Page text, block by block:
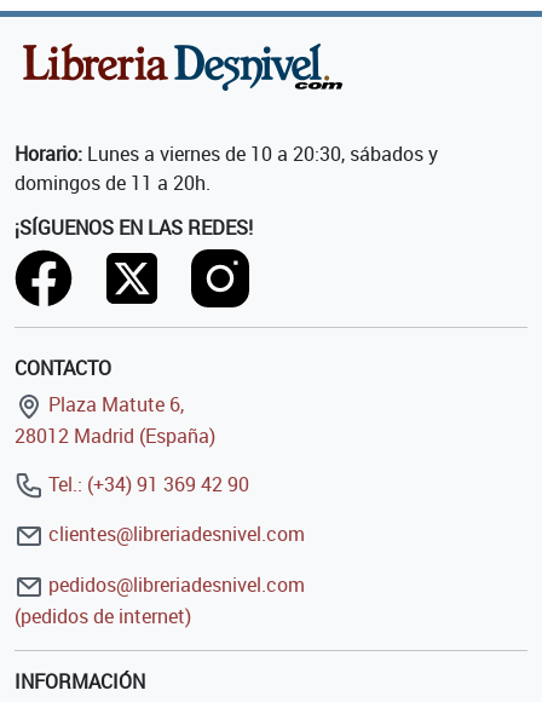
Horario: Lunes a viernes de 10 a 20:30, sábados y
domingos de 11 a 20h.
¡SÍGUENOS EN LAS REDES!
CONTACTO
Plaza Matute 6,
28012 Madrid (España)
Tel.: (+34) 91 369 42 90
clientes@libreriadesnivel.com
pedidos@libreriadesnivel.com
(pedidos de internet)
INFORMACIÓN